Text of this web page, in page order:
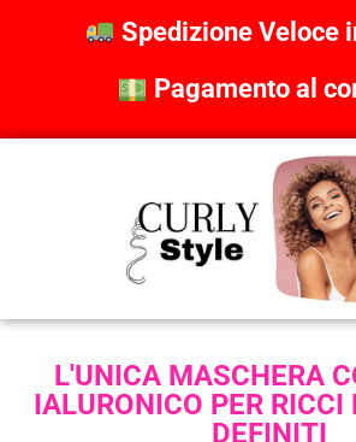
Spedizione Veloce
Pagamento al
L'UNICA MASCHERA
IALURONICO PER RICCI
DEFINITI